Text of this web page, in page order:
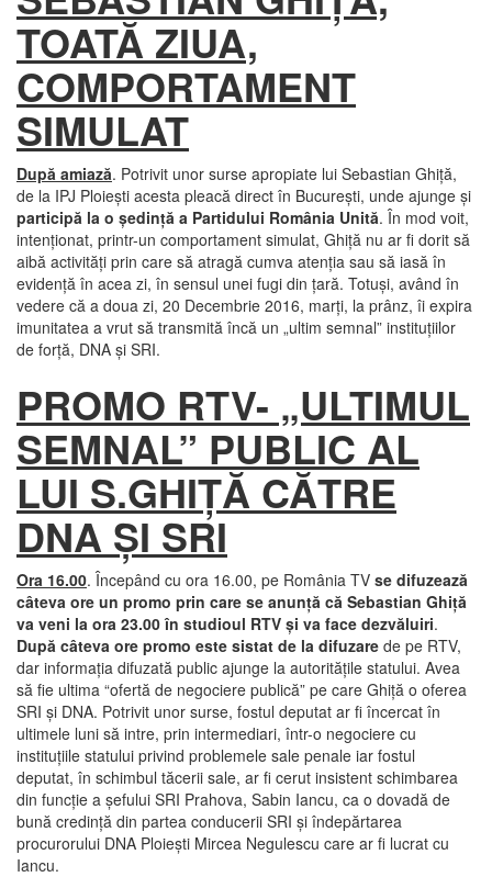
TOATĂ ZIUA,
COMPORTAMENT
SIMULAT
După amiază. Potrivit unor surse apropiate lui Sebastian Ghiţă,
de la IPJ Ploieşti acesta pleacă direct în Bucureşti, unde ajunge şi
participă la o şedinţă a Partidului România Unită. În mod voit,
intenţionat, printr-un comportament simulat, Ghiţă nu ar fi dorit să
aibă activităţi prin care să atragă cumva atenţia sau să iasă în
evidenţă în acea zi, în sensul unei fugi din ţară. Totuşi, având în
vedere că a doua zi, 20 Decembrie 2016, marţi, la prânz, îi expira
imunitatea a vrut să transmită încă un „ultim semnal” instituţiilor
de forţă, DNA şi SRI.
PROMO RTV- „ULTIMUL
SEMNAL” PUBLIC AL
LUI S.GHIŢĂ CĂTRE
DNA ŞI SRI
Ora 16.00. Începând cu ora 16.00, pe România TV se difuzează
câteva ore un promo prin care se anunţă că Sebastian Ghiţă
va veni la ora 23.00 în studioul RTV şi va face dezvăluiri.
După câteva ore promo este sistat de la difuzare de pe RTV,
dar informaţia difuzată public ajunge la autorităţile statului. Avea
să fie ultima “ofertă de negociere publică” pe care Ghiţă o oferea
SRI şi DNA. Potrivit unor surse, fostul deputat ar fi încercat în
ultimele luni să intre, prin intermediari, într-o negociere cu
instituţiile statului privind problemele sale penale iar fostul
deputat, în schimbul tăcerii sale, ar fi cerut insistent schimbarea
din funcţie a şefului SRI Prahova, Sabin Iancu, ca o dovadă de
bună credinţă din partea conducerii SRI şi îndepărtarea
procurorului DNA Ploieşti Mircea Negulescu care ar fi lucrat cu
Iancu.